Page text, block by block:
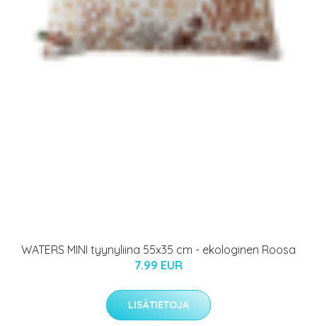
WATERS MINI tyynyliina 55x35 cm - ekologinen Roosa
7.99 EUR
LISÄTIETOJA